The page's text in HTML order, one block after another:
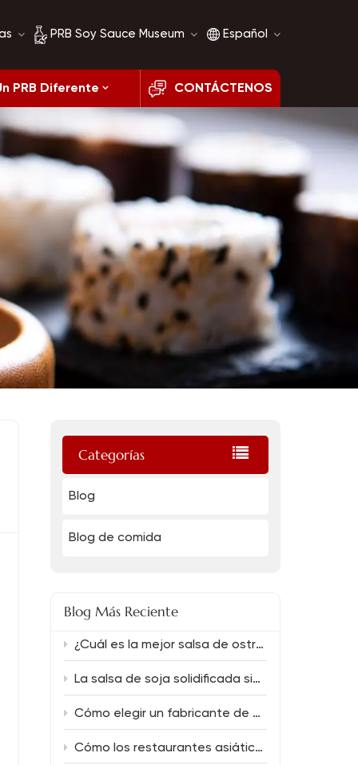
PRB Soy Sauce Museum
Historia de la salsa de
soja
Comparación de salsa
de soja
Español
English
français
العربية
PRB Diferente CONTÁCTENOS
Categorías
Blog
Blog de comida
Blog Más Reciente
¿Cuál es la mejor salsa de ostras de calidad profesional para restaurantes y qué salsa de soja la complementa mejor?
La salsa de soja solidificada siempre ofrece un sabor intenso.
Cómo elegir un fabricante de salsa de soja confiable
Cómo los restaurantes asiáticos pueden reducir los costos de los alimentos sin sacrificar el sabor.